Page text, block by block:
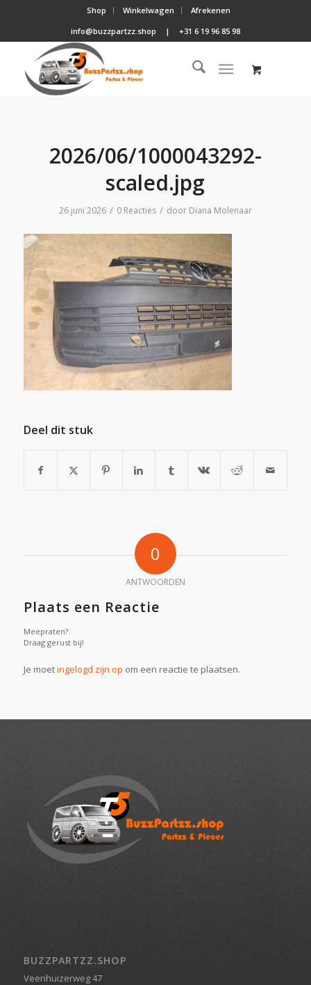
Shop Winkelwagen
Afrekenen
info@buzzpartzz.shop
| +31 6 19 96 85 98
2026/06/1000043292-
scaled.jpg
26 juni 2026 / 0 Reacties / door Diana Molenaar
Deel dit stuk
0
ANTWOORDEN
Plaats een Reactie
Meepraten?
Draag gerust bij!
Je moetingelogd zijn op om een reactie te plaatsen.
BUZZPARTZZ.SHOP
Veenhuizerweg 47